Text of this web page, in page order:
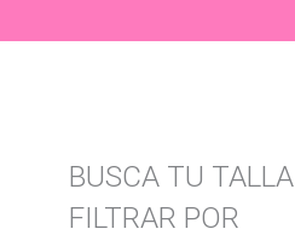
BUSCA TU TALLA
FILTRAR POR